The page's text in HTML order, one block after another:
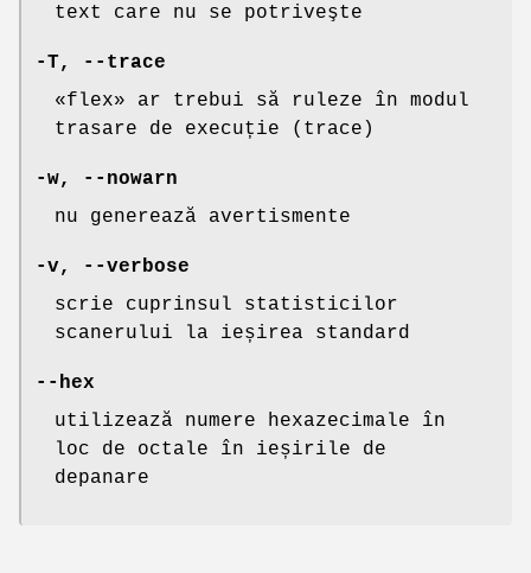
text care nu se potriveşte
-T,
--trace
«flex» ar trebui să ruleze în modul
trasare de execuție (trace)
-w,
--nowarn
nu generează avertismente
-v,
--verbose
scrie cuprinsul statisticilor
scanerului la ieșirea standard
--hex
utilizează numere hexazecimale în
loc de octale în ieșirile de
depanare